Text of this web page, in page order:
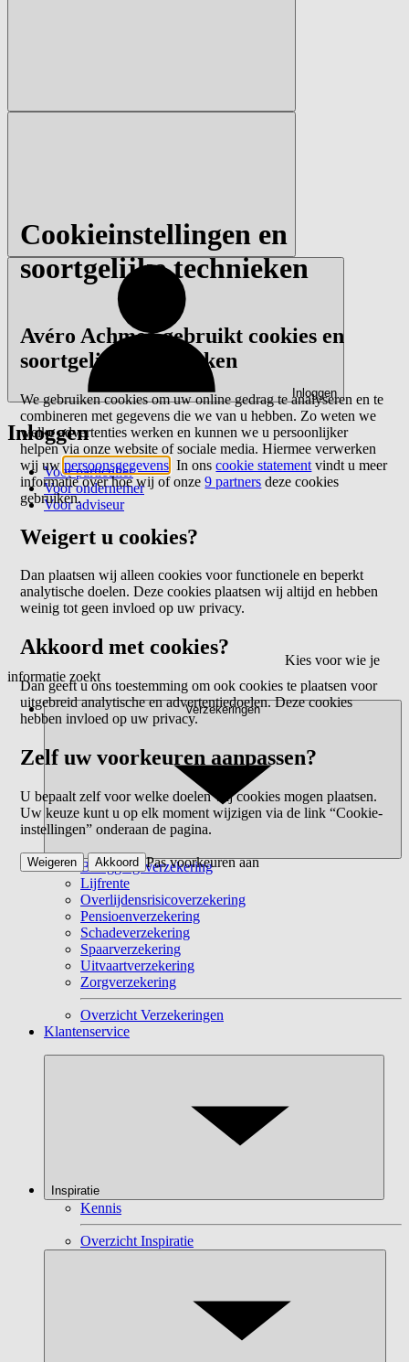
Inloggen
Inloggen
Voor particulier
Voor ondernemer
Voor adviseur
Kies voor wie je
informatie zoekt
Verzekeringen
Beleggingsverzekering
Lijfrente
Overlijdensrisicoverzekering
Pensioenverzekering
Schadeverzekering
Spaarverzekering
Uitvaartverzekering
Zorgverzekering
Overzicht Verzekeringen
Klantenservice
Inspiratie
Kennis
Overzicht Inspiratie
Cookieinstellingen en
soortgelijke technieken
Avéro Achmea gebruikt cookies en
soortgelijke technieken
We gebruiken cookies om uw online gedrag te analyseren en te
combineren met gegevens die we van u hebben. Zo weten we
welke advertenties werken en kunnen we u persoonlijker
helpen via onze website of sociale media. Hiermee verwerken
wij uwpersoonsgegevens . In onscookie statement vindt u meer
informatie over hoe wij of onze9 partners deze cookies
gebruiken.
Weigert u cookies?
Dan plaatsen wij alleen cookies voor functionele en beperkt
analytische doelen. Deze cookies plaatsen wij altijd en hebben
weinig tot geen invloed op uw privacy.
Akkoord met cookies?
Dan geeft u ons toestemming om ook cookies te plaatsen voor
uitgebreid analytische en advertentiedoelen. Deze cookies
hebben invloed op uw privacy.
Zelf uw voorkeuren aanpassen?
U bepaalt zelf voor welke doelen wij cookies mogen plaatsen.
Uw keuze kunt u op elk moment wijzigen via de link “Cookie-
instellingen” onderaan de pagina.
Pas voorkeuren aan
Weigeren Akkoord